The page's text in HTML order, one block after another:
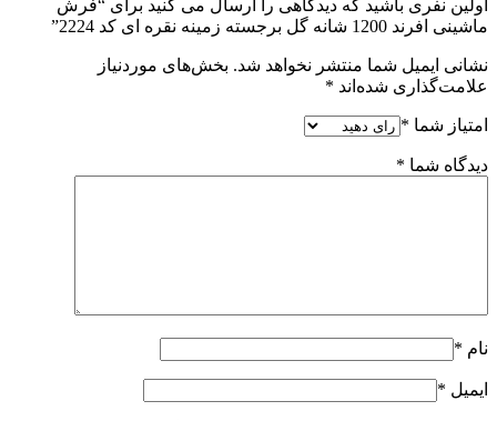
اولین نفری باشید که دیدگاهی را ارسال می کنید برای “فرش
ماشینی افرند 1200 شانه گل برجسته زمینه نقره ای کد 2224”
نشانی ایمیل شما منتشر نخواهد شد. بخش‌های موردنیاز
علامت‌گذاری شده‌اند *
امتیاز شما *
دیدگاه شما *
نام *
ایمیل *